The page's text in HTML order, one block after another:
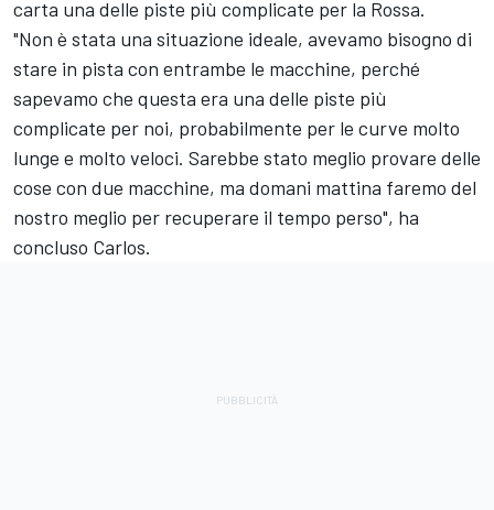
carta una delle piste più complicate per la Rossa.
"Non è stata una situazione ideale, avevamo bisogno di
stare in pista con entrambe le macchine, perché
sapevamo che questa era una delle piste più
complicate per noi, probabilmente per le curve molto
lunge e molto veloci. Sarebbe stato meglio provare delle
cose con due macchine, ma domani mattina faremo del
nostro meglio per recuperare il tempo perso", ha
concluso Carlos.